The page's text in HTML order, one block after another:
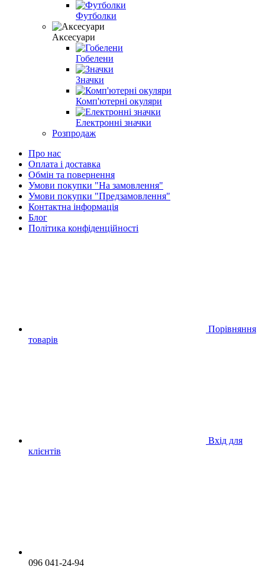
Футболки
Аксесуари
Гобелени
Значки
Комп'ютерні окуляри
Електронні значки
Розпродаж
Про нас
Оплата і доставка
Обмін та повернення
Умови покупки "На замовлення"
Умови покупки "Предзамовлення"
Контактна інформація
Блог
Політика конфіденційності
Порівняння
товарів
Вхід для
клієнтів
096 041-24-94